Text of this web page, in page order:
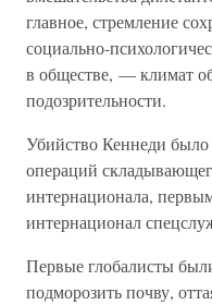
главное, стремление
социально-
в обществе, — климат
подозрительности.
Убийство Кеннеди
операций
интернационала,
интернационал
Первые глобалисты
подморозить почву,